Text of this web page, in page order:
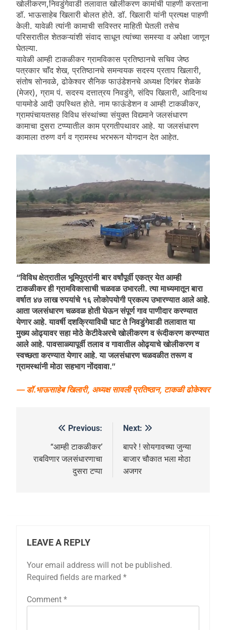
खोलीकरण,निवडुंगेवाडी तलावात खोलीकरण कामांची पाहणी करताना
डॉ‌. भाऊसाहेब खिलारी बोलत होते. डॉ. खिलारी यांनी प्रत्यक्ष पाहणी
केली. यावेळी त्यांनी कामाची सविस्तर माहिती घेतली तसेच
परिसरातील शेतकऱ्यांशी संवाद साधून त्यांच्या समस्या व अपेक्षा जाणून
घेतल्या.
यावेळी आम्ही टाकळीकर ग्रामविकास प्रतिष्ठानचे सचिव जेष्ठ
पत्रकार चाॅंद शेख, प्रतिष्ठानचे समन्वयक सदस्य प्रताप खिलारी,
संतोष सोनवळे, ढोकेश्वर सैनिक फाउंडेशनचे अध्यक्ष दिगंबर शेळके
(मेजर), ग्राम पं. सदस्य दत्तात्रय निवडुंगे, संदिप खिलारी, आदिनाथ
पायमोडे आदी उपस्थित होते. नाम फाऊंडेशन व आम्ही टाकळीकर,
ग्रामपंचायतसह विविध संस्थांच्या संयुक्त विद्यमाने जलसंधारण
कामाचा दुसरा टप्प्यातील काम प्रगतीपथावर आहे. या जलसंधारण
कामाला तरुण वर्ग व ग्रामस्थ भरभरून योगदान देत आहेत.
“विविध क्षेत्रातील भूमिपुत्रांनी बार वर्षांपूर्वी एकत्र येत आम्ही
टाकळीकर ही ग्रामविकासाची चळवळ उभारली. त्या माध्यमातून बारा
वर्षात ४७ लाख रुपयांचे १६ लोकोपयोगी प्रकल्प उभारण्यात आले आहे.
आता जलसंधारण चळवळ होती घेऊन संपूर्ण गाव पाणीदार करण्यात
येणार आहे. यावर्षी दशक्रियाविधी घाट ते निवडुंगेवाडी तलावात या
मुख्य ओढ्यावर सहा मोठे केटीवेअरचे खोलीकरण व रूंदीकरण करण्यात
आले आहे. पावसाळ्यापूर्वी तलाव व गावातील ओढ्याचे खोलीकरण व
स्वच्छता करण्यात येणार आहे. या जलसंधारण चळवळीत तरूण व
ग्रामस्थांनी मोठा सहभाग नोंदवावा.”
— डॉ.भाऊसाहेब खिलारी, अध्यक्ष सावली प्रतिष्ठान, टाकळी ढोकेश्वर
Previous:
“आम्ही टाकळीकर’
राबविणार जलसंधारणाचा
दुसरा टप्पा
Next:
बापरे ! सोयगावच्या जुन्या
बाजार चौकात भला मोठा
अजगर
LEAVE A REPLY
Your email address will not be published.
Required fields are marked *
Comment *